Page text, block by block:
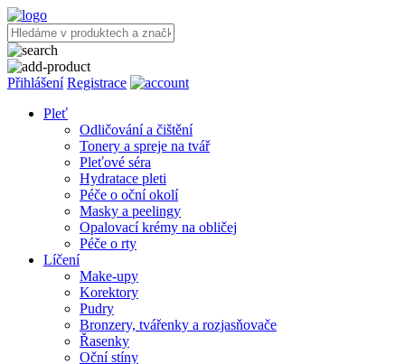
Přihlášení Registrace
Pleť
Odličování a čištění
Tonery a spreje na tvář
Pleťové séra
Hydratace pleti
Péče o oční okolí
Masky a peelingy
Opalovací krémy na obličej
Péče o rty
Líčení
Make-upy
Korektory
Pudry
Bronzery, tvářenky a rozjasňovače
Řasenky
Oční stíny